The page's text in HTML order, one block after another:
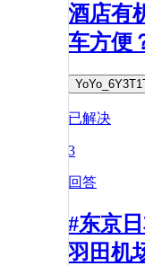
酒店有
车方便
已解决
3
回答
#东京
羽田机